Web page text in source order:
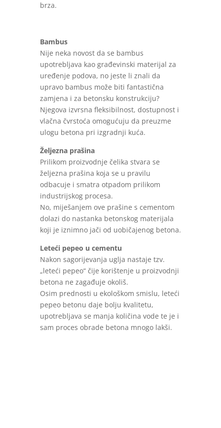
brza.
Bambus
Nije neka novost da se bambus
upotrebljava kao građevinski materijal za
uređenje podova, no jeste li znali da
upravo bambus može biti fantastična
zamjena i za betonsku konstrukciju?
Njegova izvrsna fleksibilnost, dostupnost i
vlačna čvrstoća omogućuju da preuzme
ulogu betona pri izgradnji kuća.
Željezna prašina
Prilikom proizvodnje čelika stvara se
željezna prašina koja se u pravilu
odbacuje i smatra otpadom prilikom
industrijskog procesa.
No, miješanjem ove prašine s cementom
dolazi do nastanka betonskog materijala
koji je iznimno jači od uobičajenog betona.
Leteći pepeo u cementu
Nakon sagorijevanja uglja nastaje tzv.
„leteći pepeo“ čije korištenje u proizvodnji
betona ne zagađuje okoliš.
Osim prednosti u ekološkom smislu, leteći
pepeo betonu daje bolju kvalitetu,
upotrebljava se manja količina vode te je i
sam proces obrade betona mnogo lakši.